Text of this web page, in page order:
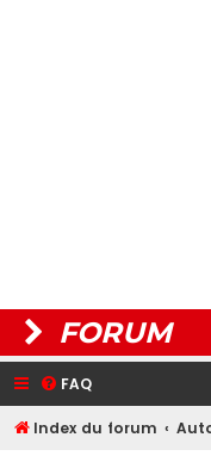
FORUM
FAQ
Index du forum